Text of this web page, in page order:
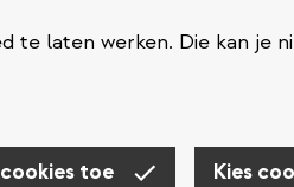
te laten werken. Die kan je
toe Kies